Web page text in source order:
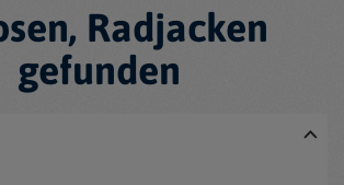
Radjacken
gefunden